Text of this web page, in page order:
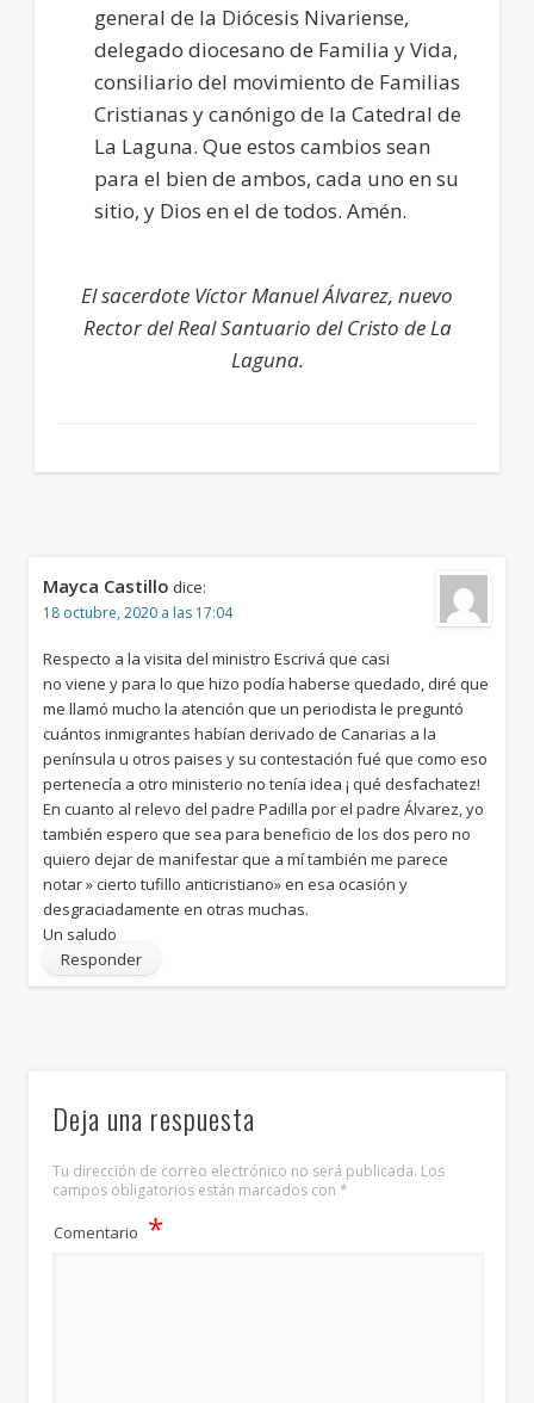
general de la Diócesis Nivariense,
delegado diocesano de Familia y Vida,
consiliario del movimiento de Familias
Cristianas y canónigo de la Catedral de
La Laguna. Que estos cambios sean
para el bien de ambos, cada uno en su
sitio, y Dios en el de todos. Amén.
El sacerdote Víctor Manuel Álvarez, nuevo
Rector del Real Santuario del Cristo de La
Laguna.
Mayca Castillo dice:
18 octubre, 2020 a las 17:04
Respecto a la visita del ministro Escrivá que casi
no viene y para lo que hizo podía haberse quedado, diré que
me llamó mucho la atención que un periodista le preguntó
cuántos inmigrantes habían derivado de Canarias a la
península u otros paises y su contestación fué que como eso
pertenecía a otro ministerio no tenía idea ¡ qué desfachatez!
En cuanto al relevo del padre Padilla por el padre Álvarez, yo
también espero que sea para beneficio de los dos pero no
quiero dejar de manifestar que a mí también me parece
notar » cierto tufillo anticristiano» en esa ocasión y
desgraciadamente en otras muchas.
Un saludo
Responder
Deja una respuesta
Tu dirección de correo electrónico no será publicada. Los
campos obligatorios están marcados con*
Comentario *